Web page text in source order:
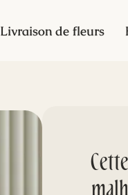
Livraison de fleurs